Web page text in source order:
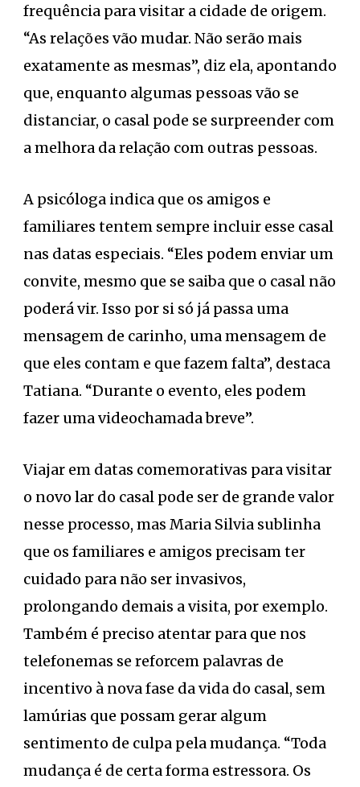
frequência para visitar a cidade de origem.
“As relações vão mudar. Não serão mais
exatamente as mesmas”, diz ela, apontando
que, enquanto algumas pessoas vão se
distanciar, o casal pode se surpreender com
a melhora da relação com outras pessoas.
A psicóloga indica que os amigos e
familiares tentem sempre incluir esse casal
nas datas especiais. “Eles podem enviar um
convite, mesmo que se saiba que o casal não
poderá vir. Isso por si só já passa uma
mensagem de carinho, uma mensagem de
que eles contam e que fazem falta”, destaca
Tatiana. “Durante o evento, eles podem
fazer uma videochamada breve”.
Viajar em datas comemorativas para visitar
o novo lar do casal pode ser de grande valor
nesse processo, mas Maria Silvia sublinha
que os familiares e amigos precisam ter
cuidado para não ser invasivos,
prolongando demais a visita, por exemplo.
Também é preciso atentar para que nos
telefonemas se reforcem palavras de
incentivo à nova fase da vida do casal, sem
lamúrias que possam gerar algum
sentimento de culpa pela mudança. “Toda
mudança é de certa forma estressora. Os